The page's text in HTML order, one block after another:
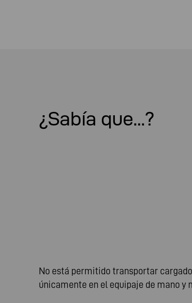
¿Sabía que...?
No está permitido transportar
únicamente en el equipaje de mano y